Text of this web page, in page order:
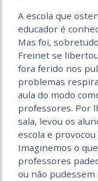
A escola que
educador é
Mas foi,
Freinet se
fora ferido nos
problemas
aula do modo
professores. Por
sala, levou os
escola e
Imaginemos o
professores
ou não pudessem